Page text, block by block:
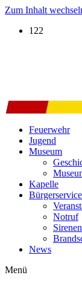
Zum Inhalt
122
Feuerwehr
Jugend
Museum
Kapelle
Bürgerservice
Notruf
News
Menü